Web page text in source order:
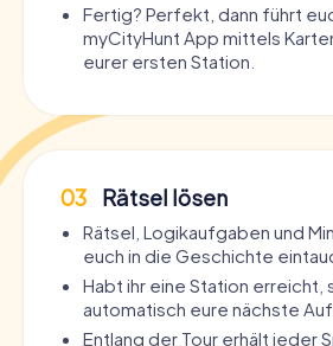
Fertig? Perfekt, dann führt
myCityHunt App mittels
eurer ersten Station.
03 Rätsel lösen
Rätsel, Logikaufgaben und
euch in die Geschichte
Habt ihr eine Station erreicht,
automatisch eure nächste
Entlang der Tour erhält jeder